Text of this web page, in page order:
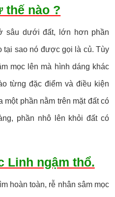
thế nào ?
sâu dưới đất, lớn hơn phần
tại sao nó được gọi là củ. Tùy
mọc lên mà hình dáng khác
từng đặc điểm và điều kiện
một phần nằm trên mặt đất có
phần nhô lên khỏi đất có
Linh ngậm thổ.
hoàn toàn, rễ nhân sâm mọc